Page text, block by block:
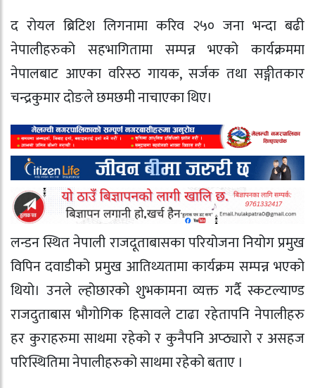
द रोयल ब्रिटिश लिगनामा करिव २५० जना भन्दा बढी
नेपालीहरुको सहभागितामा सम्पन्न भएको कार्यक्रममा
नेपालबाट आएका वरिस्ठ गायक, सर्जक तथा सङ्गीतकार
चन्द्रकुमार दोङले छमछमी नाचाएका थिए।
लन्डन स्थित नेपाली राजदूताबासका परियोजना नियोग प्रमुख
विपिन दवाडीको प्रमुख आतिथ्यतामा कार्यक्रम सम्पन्न भएको
थियो। उनले ल्होछारको शुभकामना व्यक्त गर्दै स्कटल्याण्ड
राजदुताबास भौगोगिक हिसावले टाढा रहेतापनि नेपालीहरु
हर कुराहरुमा साथमा रहेको र कुनैपनि अप्ठ्याराे र असहज
परिस्थितिमा नेपालीहरुको साथमा रहेको बताए ।